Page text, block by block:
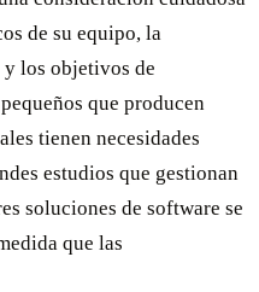
de su equipo, la
los objetivos de
que producen
tienen necesidades
estudios que gestionan
soluciones de software se
que las